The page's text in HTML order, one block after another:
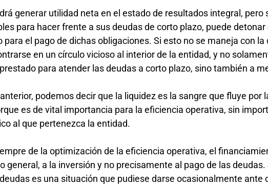
generar utilidad neta en el estado de resultados integral, pero
para hacer frente a sus deudas de corto plazo, puede detonar
el pago de dichas obligaciones. Si esto no se maneja con la
en un círculo vicioso al interior de la entidad, y no
para atender las deudas a corto plazo, sino también a
podemos decir que la liquidez es la sangre que fluye por
es de vital importancia para la eficiencia operativa, sin
al que pertenezca la entidad.
de la optimización de la eficiencia operativa, el
general, a la inversión y no precisamente al pago de las
es una situación que pudiese darse ocasionalmente ante